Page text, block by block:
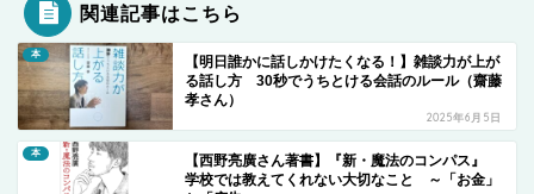
関連記事はこちら
本
【明日誰かに話しかけたくなる！】雑談力が上が
る話し方 30秒でうちとける会話のルール（齋藤
孝さん）
2025年6月5日
本
【西野亮廣さん著書】『新・魔法のコンパス』
学校では教えてくれない大切なこと ～「お金」